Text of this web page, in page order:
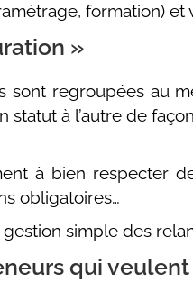
formation) et
»
sont regroupées au
statut à l’autre de
à bien respecter
obligatoires…
simple des
qui